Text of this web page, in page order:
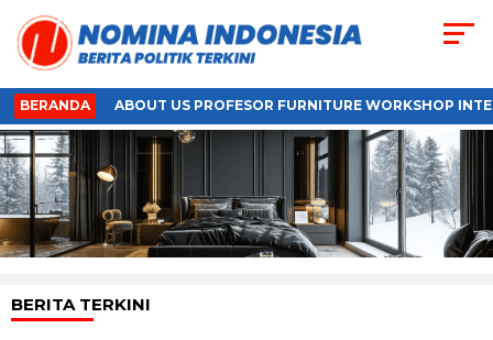
BERANDA ABOUT US PROFESOR FURNITURE WORKSHOP
BERITA TERKINI